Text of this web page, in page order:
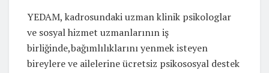
YEDAM, kadrosundaki uzman klinik psikologlar
ve sosyal hizmet uzmanlarının iş
birliğinde,bağımlılıklarını yenmek isteyen
bireylere ve ailelerine ücretsiz psikososyal destek